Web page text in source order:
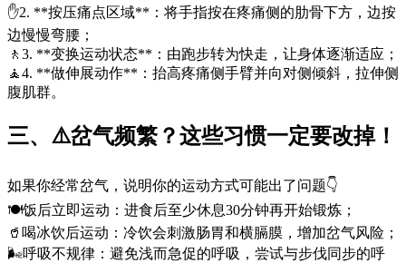
✋2. **按压痛点区域**：将手指按在疼痛侧的肋骨下方，边按
边慢慢弯腰；
🚶3. **变换运动状态**：由跑步转为快走，让身体逐渐适应；
🧘4. **做伸展动作**：抬高疼痛侧手臂并向对侧倾斜，拉伸侧
腹肌群。
三、⚠️岔气频繁？这些习惯一定要改掉！
如果你经常岔气，说明你的运动方式可能出了问题👇
🍽️饭后立即运动：进食后至少休息30分钟再开始锻炼；
🥤喝冰饮后运动：冷饮会刺激肠胃和横膈膜，增加岔气风险；
🌬️呼吸不规律：避免浅而急促的呼吸，尝试与步伐同步的呼